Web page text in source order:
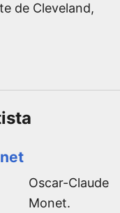
de Cleveland,
Oscar-Claude
Monet.